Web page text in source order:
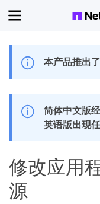
本产品推出了
简体中文版
英语版出现
修改应用
源